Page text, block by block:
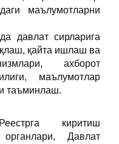
маълумотларни
давлат сирларига
қайта ишлаш ва
ахборот
маълумотлар
таъминлаш.
киритиш
Давлат